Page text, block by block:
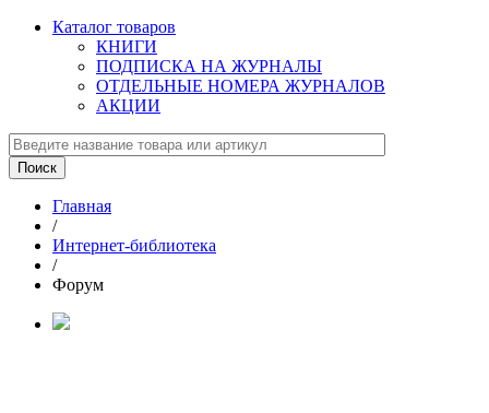
Каталог товаров
КНИГИ
ПОДПИСКА НА ЖУРНАЛЫ
ОТДЕЛЬНЫЕ НОМЕРА ЖУРНАЛОВ
АКЦИИ
Главная
/
Интернет-библиотека
/
Форум